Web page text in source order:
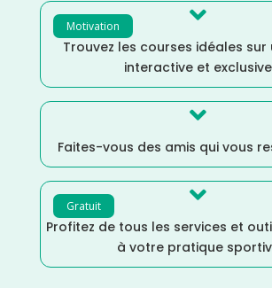
Motivation 
Trouvez les courses idéales
interactive et exclusive

Faites-vous des amis qui vous
Gratuit 
Profitez de tous les services et
à votre pratique